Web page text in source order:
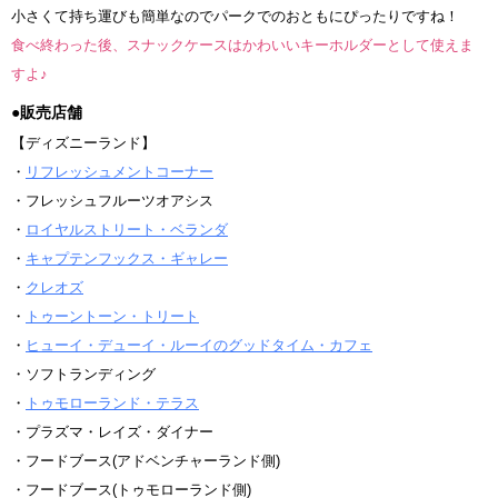
小さくて持ち運びも簡単なのでパークでのおともにぴったりですね！
食べ終わった後、スナックケースはかわいいキーホルダーとして使えま
すよ♪
●販売店舗
【ディズニーランド】
・ リフレッシュメントコーナー
・フレッシュフルーツオアシス
・ ロイヤルストリート・ベランダ
・ キャプテンフックス・ギャレー
・ クレオズ
・ トゥーントーン・トリート
・ ヒューイ・デューイ・ルーイのグッドタイム・カフェ
・ソフトランディング
・ トゥモローランド・テラス
・プラズマ・レイズ・ダイナー
・フードブース(アドベンチャーランド側)
・フードブース(トゥモローランド側)